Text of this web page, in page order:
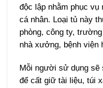
độc lập nhằm phục
cá nhân. Loại tủ này
phòng, công ty,
nhà xưởng, bệnh viện
Mỗi người sử dụng sẽ
để cất giữ tài liệu, túi